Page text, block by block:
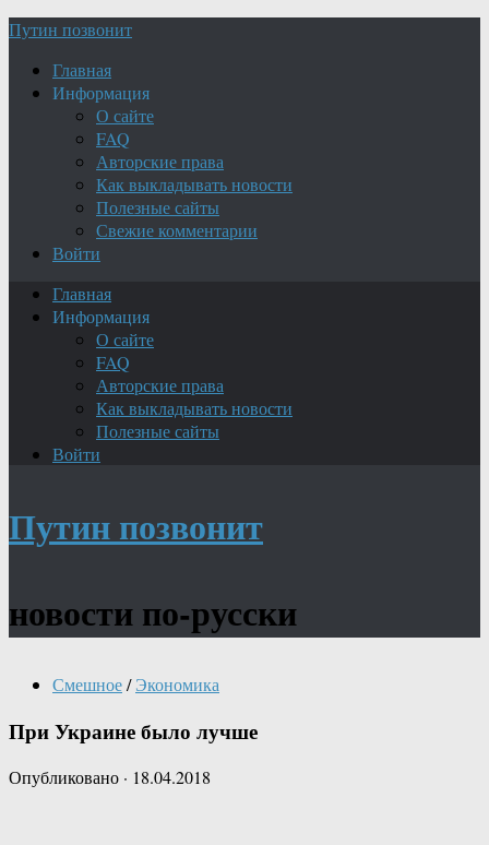
Путин позвонит
Главная
Информация
О сайте
FAQ
Авторские права
Как выкладывать новости
Полезные сайты
Свежие комментарии
Войти
Главная
Информация
О сайте
FAQ
Авторские права
Как выкладывать новости
Полезные сайты
Войти
Путин позвонит
новости по-русски
Смешное/ Экономика
При Украине было лучше
Опубликовано · 18.04.2018